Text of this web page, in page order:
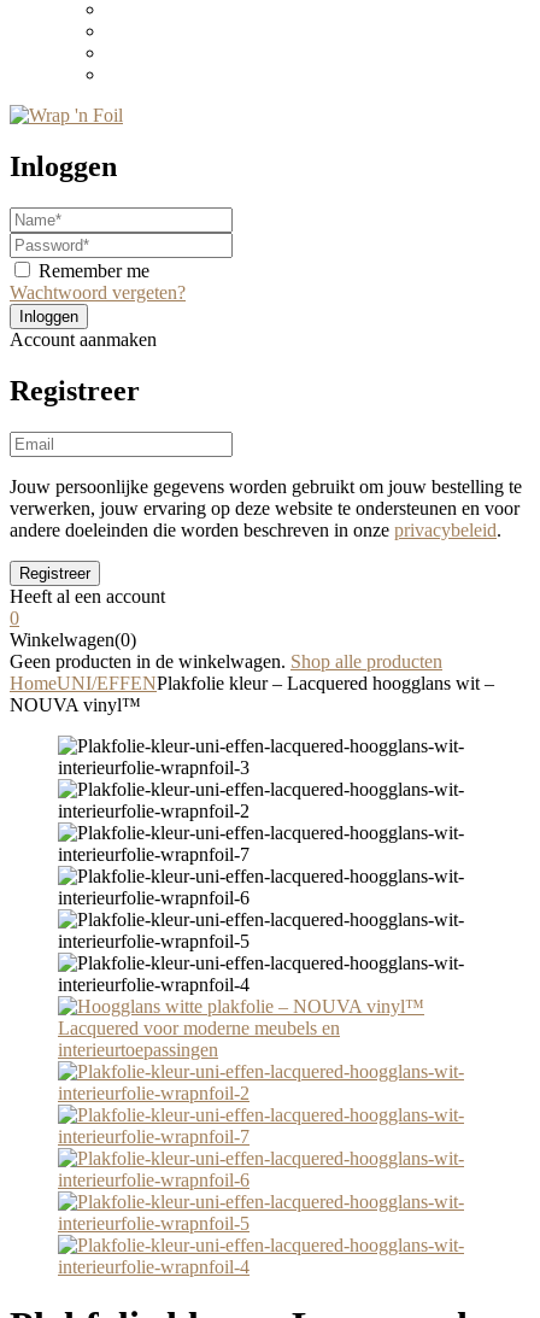
Inloggen
Remember me
Wachtwoord vergeten?
Account aanmaken
Registreer
Jouw persoonlijke gegevens worden gebruikt om jouw bestelling te
verwerken, jouw ervaring op deze website te ondersteunen en voor
andere doeleinden die worden beschreven in onze privacybeleid.
Heeft al een account
0
Winkelwagen(0)
Geen producten in de winkelwagen. Shop alle producten
HomeUNI/EFFENPlakfolie kleur – Lacquered hoogglans wit –
NOUVA vinyl™